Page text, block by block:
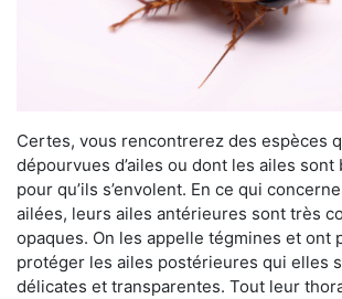
Certes, vous rencontrerez des espèces
dépourvues d’ailes ou dont les ailes
pour qu’ils s’envolent. En ce qui
ailées, leurs ailes antérieures sont très
opaques. On les appelle tégmines et ont
protéger les ailes postérieures qui elles
délicates et transparentes. Tout leur